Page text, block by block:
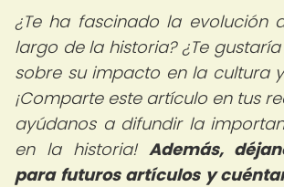
¿Te ha fascinado la evolución
largo de la historia? ¿Te
sobre su impacto en la cultura
¡Comparte este artículo en tus
ayúdanos a difundir la
en la historia! Además,
para futuros artículos y